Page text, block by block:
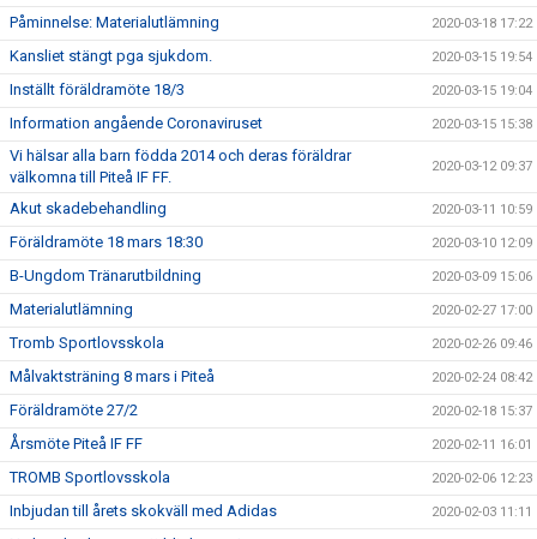
Påminnelse: Materialutlämning 2020-03-18 17:22
Kansliet stängt pga sjukdom. 2020-03-15 19:54
Inställt föräldramöte 18/3 2020-03-15 19:04
Information angående Coronaviruset 2020-03-15 15:38
Vi hälsar alla barn födda 2014 och deras föräldrar
välkomna till Piteå IF FF.
2020-03-12 09:37
Akut skadebehandling 2020-03-11 10:59
Föräldramöte 18 mars 18:30 2020-03-10 12:09
B-Ungdom Tränarutbildning 2020-03-09 15:06
Materialutlämning 2020-02-27 17:00
Tromb Sportlovsskola 2020-02-26 09:46
Målvaktsträning 8 mars i Piteå 2020-02-24 08:42
Föräldramöte 27/2 2020-02-18 15:37
Årsmöte Piteå IF FF 2020-02-11 16:01
TROMB Sportlovsskola 2020-02-06 12:23
Inbjudan till årets skokväll med Adidas 2020-02-03 11:11